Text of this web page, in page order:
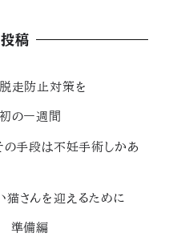
稿
走防止対策を
の一週間
の手段は不妊手術しかあ
猫さんを迎えるために
準備編